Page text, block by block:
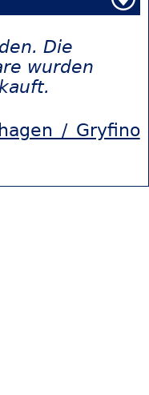
Die
wurden
/ Gryfino